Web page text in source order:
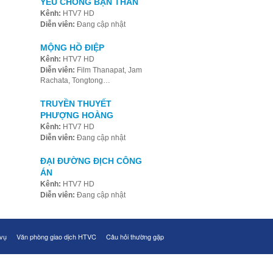
Kênh: HTV7 HD
Diễn viên: Đang cập nhật
MỘNG HỒ ĐIỆP
Kênh: HTV7 HD
Diễn viên: Film Thanapat, Jam
Rachata, Tongtong…
TRUYỀN THUYẾT
PHƯỢNG HOÀNG
Kênh: HTV7 HD
Diễn viên: Đang cập nhật
ĐẠI ĐƯỜNG ĐỊCH CÔNG
ÁN
Kênh: HTV7 HD
Diễn viên: Đang cập nhật
Văn phòng giao dịch HTVC Câu hỏi thường gặp